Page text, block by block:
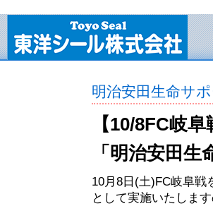
明治安田生命サ
【10/8FC岐阜
「明治安田
10月8日(土)FC岐阜戦
として実施いたしま